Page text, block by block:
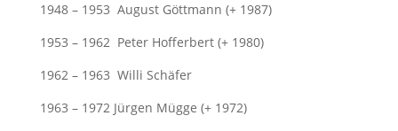
1948 – 1953 August Göttmann (+ 1987)
1953 – 1962 Peter Hofferbert (+ 1980)
1962 – 1963 Willi Schäfer
1963 – 1972 Jürgen Mügge (+ 1972)